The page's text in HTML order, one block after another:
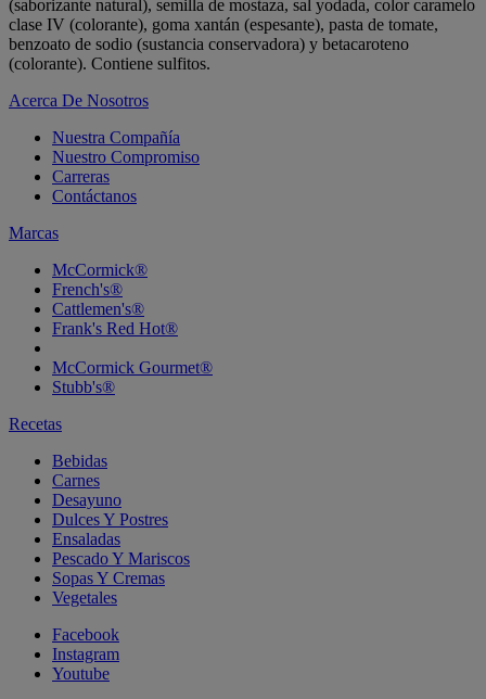
(saborizante natural), semilla de mostaza, sal yodada, color caramelo
clase IV (colorante), goma xantán (espesante), pasta de tomate,
benzoato de sodio (sustancia conservadora) y betacaroteno
(colorante). Contiene sulfitos.
Acerca De Nosotros
Nuestra Compañía
Nuestro Compromiso
Carreras
Contáctanos
Marcas
McCormick®
French's®
Cattlemen's®
Frank's Red Hot®
McCormick Gourmet®
Stubb's®
Recetas
Bebidas
Carnes
Desayuno
Dulces Y Postres
Ensaladas
Pescado Y Mariscos
Sopas Y Cremas
Vegetales
Facebook
Instagram
Youtube